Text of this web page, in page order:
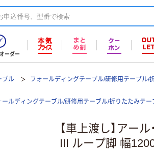
ーダー
ブル フォールディングテーブル/研修用テーブル/
ールディングテーブル/研修用テーブル/折りたたみテ
【車上渡し】アー
III ループ脚 幅